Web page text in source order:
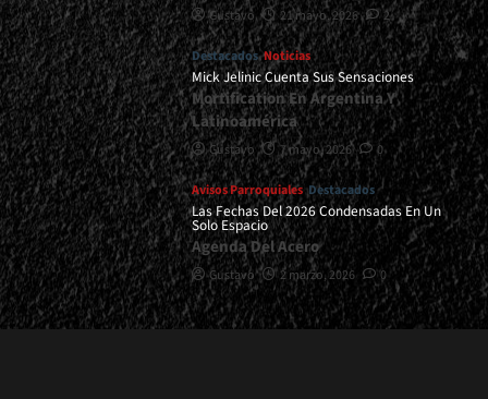
Gustavo 21 mayo, 2026 2
Destacados Noticias
Mick Jelinic Cuenta Sus Sensaciones
Mortification En Argentina Y
Latinoamérica
Gustavo 7 mayo, 2026 0
Avisos Parroquiales Destacados
Las Fechas Del 2026 Condensadas En Un
Solo Espacio
Agenda Del Acero
Gustavo 2 marzo, 2026 0